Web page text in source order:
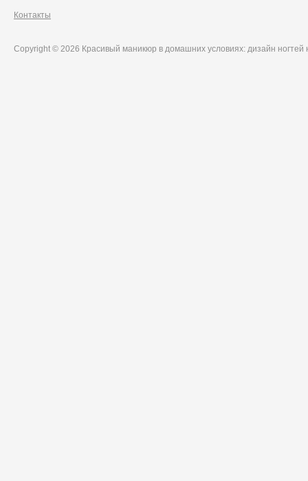
Контакты
Copyright © 2026 Красивый маникюр в домашних условиях: дизайн